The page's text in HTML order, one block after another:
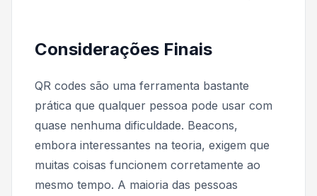
Considerações Finais
QR codes são uma ferramenta bastante
prática que qualquer pessoa pode usar com
quase nenhuma dificuldade. Beacons,
embora interessantes na teoria, exigem que
muitas coisas funcionem corretamente ao
mesmo tempo. A maioria das pessoas